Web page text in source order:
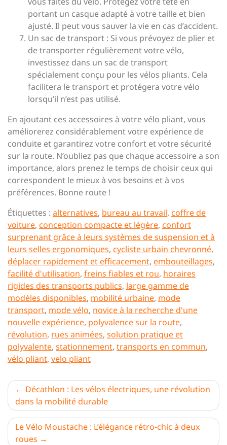
portant un casque adapté à votre taille et bien
ajusté. Il peut vous sauver la vie en cas d’accident.
Un sac de transport : Si vous prévoyez de plier et
de transporter régulièrement votre vélo,
investissez dans un sac de transport
spécialement conçu pour les vélos pliants. Cela
facilitera le transport et protégera votre vélo
lorsqu’il n’est pas utilisé.
En ajoutant ces accessoires à votre vélo pliant, vous
améliorerez considérablement votre expérience de
conduite et garantirez votre confort et votre sécurité
sur la route. N’oubliez pas que chaque accessoire a son
importance, alors prenez le temps de choisir ceux qui
correspondent le mieux à vos besoins et à vos
préférences. Bonne route !
Étiquettes : alternatives, bureau au travail, coffre de
voiture, conception compacte et légère, confort
surprenant grâce à leurs systèmes de suspension et à
leurs selles ergonomiques, cycliste urbain chevronné,
déplacer rapidement et efficacement, embouteillages,
facilité d'utilisation, freins fiables et rou, horaires
rigides des transports publics, large gamme de
modèles disponibles, mobilité urbaine, mode
transport, mode vélo, novice à la recherche d'une
nouvelle expérience, polyvalence sur la route,
révolution, rues animées, solution pratique et
polyvalente, stationnement, transports en commun,
vélo pliant, velo pliant
Navigation
de
l’article
Décathlon : Les vélos électriques, une révolution
dans la mobilité durable
Le Vélo Moustache : L’élégance rétro-chic à deux
roues